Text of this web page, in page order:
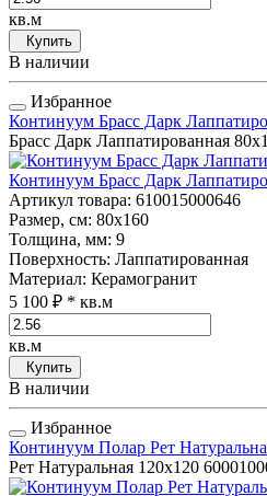
кв.м
Купить
В наличии
Избранное
Континуум Брасс Дарк
Брасс Дарк Лаппатированная
Континуум Брасс Дарк
Артикул товара: 610015000646
Размер, см: 80x160
Толщина, мм: 9
Поверхность: Лаппатированная
Материал: Керамогранит
5 100 ₽ * кв.м
кв.м
Купить
В наличии
Избранное
Континуум Полар Рет
Рет Натуральная 120x120